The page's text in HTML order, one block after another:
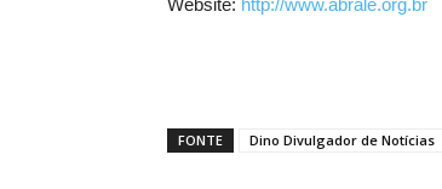
Website: http://www.abrale.org.br
FONTE Dino Divulgador de Notícias